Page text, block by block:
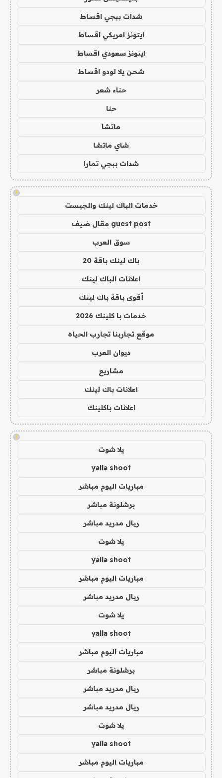
شدات ببجي اقساط
ايتونز امريكي اقساط
ايتونز سعودي اقساط
شحن يلا لودو اقساط
حناء شعر
حنا
ماتشا
شاي ماتشا
شدات ببجي تمارا
!
خدمات الباك لينك والجيست
guest post مقال ضيف
سوق العرب
باك لينك باقة 20
اعلانات الباك لينك
أقوى باقة باك لينك
خدمات با كلينك 2026
موقع تجاربنا تجارب الحياه
ديوان العرب
مشاريع
اعلانات باك لينك
اعلانات باكلينك
!
يلا شوت
yalla shoot
مباريات اليوم مباشر
برشلونة مباشر
ريال مدريد مباشر
يلا شوت
yalla shoot
مباريات اليوم مباشر
ريال مدريد مباشر
يلا شوت
yalla shoot
مباريات اليوم مباشر
برشلونة مباشر
ريال مدريد مباشر
ريال مدريد مباشر
يلا شوت
yalla shoot
مباريات اليوم مباشر